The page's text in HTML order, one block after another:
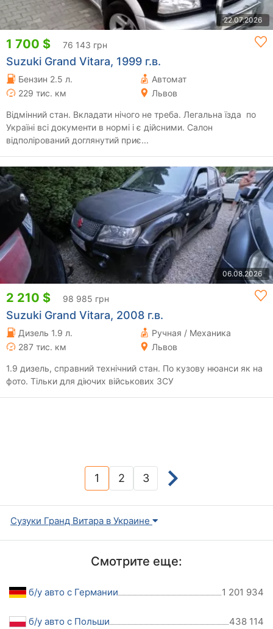
22.07.2026
1 700 $ 76 143 грн
Suzuki Grand Vitara, 1999 г.в.
Бензин 2.5 л.
Автомат
229 тис. км
Львов
Відмінний стан. Вкладати нічого не треба. Легальна їзда по
Україні всі документи в нормі і є дійсними. Салон
відполірований доглянутий приє...
06.08.2026
2 210 $ 98 985 грн
Suzuki Grand Vitara, 2008 г.в.
Дизель 1.9 л.
Ручная / Механика
287 тис. км
Львов
1.9 дизель, справний технічний стан. По кузову нюанси як на
фото. Тільки для діючих військових ЗСУ
1(current)
2 3
Сузуки Гранд Витара в Украине
Смотрите еще:
б/у авто с Германии 1 201 934
б/у авто с Польши 438 114